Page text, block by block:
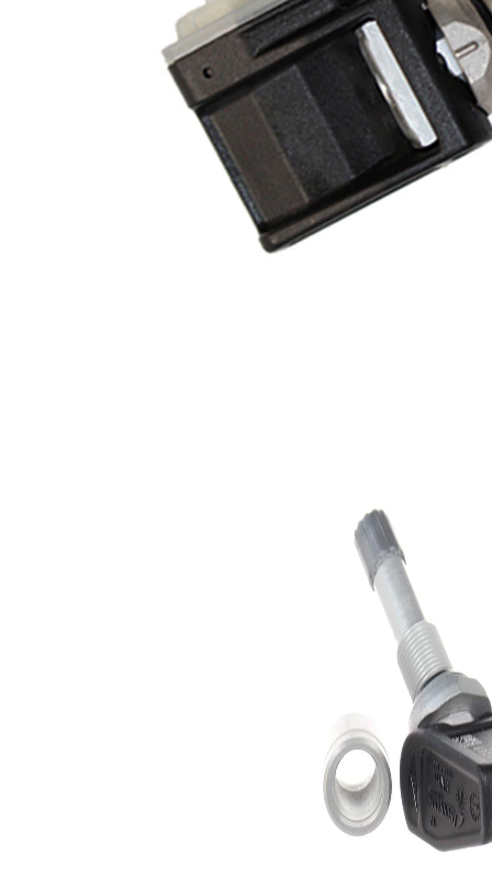
legnagyobb sebesség
250 km/h
Frekvenciatartomány 433 MHz
Szelepszín
fekete
Szelepszín
ezüst